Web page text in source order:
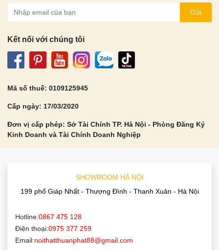
Gửi
Kết nối với chúng tôi
Mã số thuế: 0109125945
Cấp ngày: 17/03/2020
Đơn vị cấp phép: Sở Tài Chính TP. Hà Nội - Phòng Đăng Ký
Kinh Doanh và Tài Chính Doanh Nghiệp
SHOWROOM HÀ NỘI
199 phố Giáp Nhất - Thượng Đình - Thanh Xuân - Hà Nội
Hotline:0867 475 128
Điện thoại:0975 377 259
Email:noithatthuanphat88@gmail.com